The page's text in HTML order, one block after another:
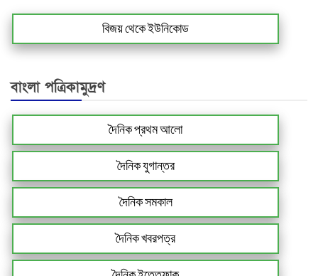
বিজয় থেকে ইউনিকোড
বাংলা পত্রিকামুদ্রণ
দৈনিক প্রথম আলো
দৈনিক যুগান্তর
দৈনিক সমকাল
দৈনিক খবরপত্র